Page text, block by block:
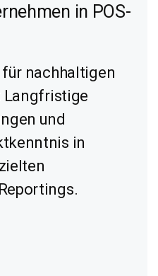
in POS-
nachhaltigen
Langfristige
und
in